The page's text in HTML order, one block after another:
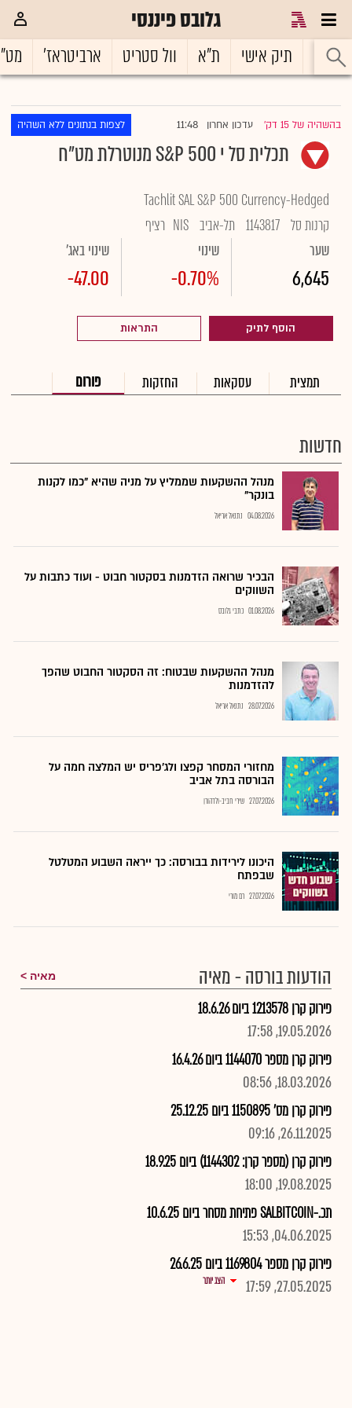
גלובס פיננסי
ראשי תיק אישי ת"א וול סטריט ארביטראז'
בהשהיה של 15 דק' |עדכון אחרון 11:48 לצפות בנתונים ללא השהיה
תכלית סל י S&P 500 מנוטרלת מט"ח
Tachlit SAL S&P 500 Currency-Hedged
קרנות סל 1143817 תל-אביב NIS רציף
שער
6,645
שינוי
-0.70%
שינוי באג'
-47.00
הוסף לתיק התראות
תמצית עסקאות החזקות פורום
חדשות
מנהל ההשקעות שממליץ על מניה שהיא "כמו לקנות
בונקר"
04.08.2026 נתנאל אריאל
הבכיר שרואה הזדמנות בסקטור חבוט - ועוד כתבות על
השווקים
01.08.2026 כתבי גלובס
מנהל ההשקעות שבטוח: זה הסקטור החבוט שהפך
להזדמנות
28.07.2026 נתנאל אריאל
מחזורי המסחר קפצו ולג'פריס יש המלצה חמה על
הבורסה בתל אביב
27.07.2026 שירי חביב-ולדהורן
היכונו לירידות בבורסה: כך ייראה השבוע המטלטל
שבפתח
27.07.2026 רם מורי
הודעות בורסה - מאיה מאיה
פירוק קרן 1213578 ביום 18.6.26
19.05.2026, 17:58
פירוק קרן מספר 1144070 ביום 16.4.26
18.03.2026, 08:56
פירוק קרן מס' 1150895 ביום 25.12.25
26.11.2025, 09:16
פירוק קרן (מספר קרן: 1144302) ביום 18.9.25
19.08.2025, 18:00
תכ.-SALBITCOIN פתיחת מסחר ביום 10.6.25
04.06.2025, 15:53
פירוק קרן מספר 1169804 ביום 26.6.25
27.05.2025, 17:59
הצג יותר